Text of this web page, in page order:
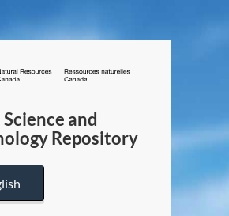
/
Canada
and
Repository